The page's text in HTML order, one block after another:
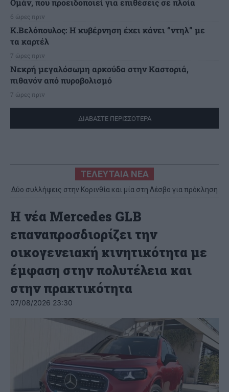
Ομάν, που προειδοποιεί για επιθέσεις σε πλοία
6 ώρες πριν
Κ.Βελόπουλος: Η κυβέρνηση έχει κάνει “ντηλ” με
τα καρτέλ
7 ώρες πριν
Νεκρή μεγαλόσωμη αρκούδα στην Καστοριά,
πιθανόν από πυροβολισμό
7 ώρες πριν
ΔΙΑΒΑΣΤΕ ΠΕΡΙΣΣΟΤΕΡΑ